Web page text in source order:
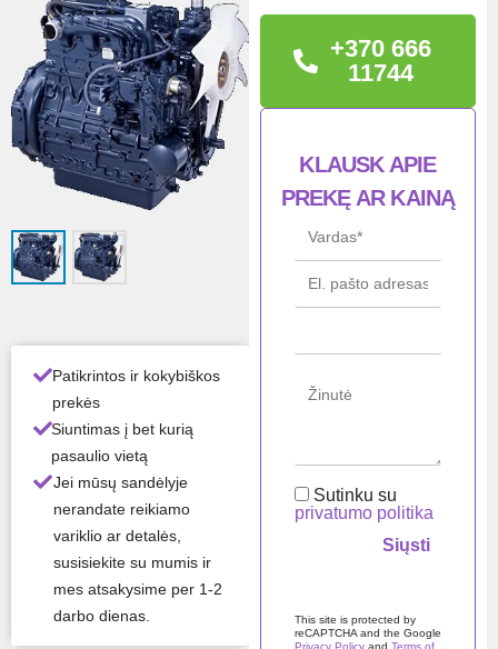
Patikrintos ir kokybiškos
prekės
Siuntimas į bet kurią
pasaulio vietą
Jei mūsų sandėlyje
nerandate reikiamo
variklio ar detalės,
susisiekite su mumis ir
mes atsakysime per 1-2
darbo dienas.
INFORMACIJA
Garantija: 12 mėn.
Būklė: naujas
intoj
37kW
sandėlyje
Prekės ženklas:
+370 666
11744
KLAUSK APIE
PREKĘ AR KAINĄ
Sutinku su
privatumo politika
This site is protected by
reCAPTCHA and the Google
Privacy Policy and Terms of